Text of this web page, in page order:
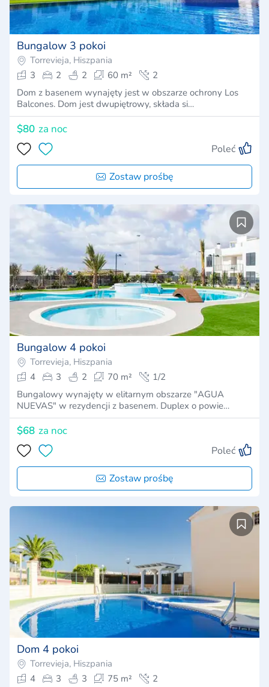
Bungalow 3 pokoi
Torrevieja, Hiszpania
3
2 2 60 m²
2
Dom z basenem wynajęty jest w obszarze ochrony Los
Balcones. Dom jest dwupiętrowy, składa si…
$80 za noc
Poleć
Zostaw prośbę
Bungalow 4 pokoi
Torrevieja, Hiszpania
4
3 2 70 m²
1/2
Bungalowy wynajęty w elitarnym obszarze "AGUA
NUEVAS" w rezydencji z basenem. Duplex o powie…
$68 za noc
Poleć
Zostaw prośbę
Dom 4 pokoi
Torrevieja, Hiszpania
4
3 3 75 m² 2